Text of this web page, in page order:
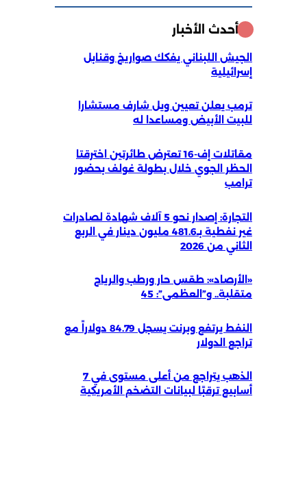
أحدث الأخبار
الجيش اللبناني يفكك صواريخ وقنابل
إسرائيلية
ترمب يعلن تعيين ويل شارف مستشارا
للبيت الأبيض ومساعدا له
مقاتلات إف-16 تعترض طائرتين اخترقتا
الحظر الجوي خلال بطولة غولف بحضور
ترامب
التجارة: إصدار نحو 5 آلاف شهادة لصادرات
غير نفطية بـ481.6 مليون دينار في الربع
الثاني من 2026
«الأرصاد»: طقس حار ورطب والرياح
متقلبة.. و”العظمى”: 45
النفط يرتفع وبرنت يسجل 84.79 دولاراً مع
تراجع الدولار
الذهب يتراجع من أعلى مستوى في 7
أسابيع ترقبًا لبيانات التضخم الأمريكية